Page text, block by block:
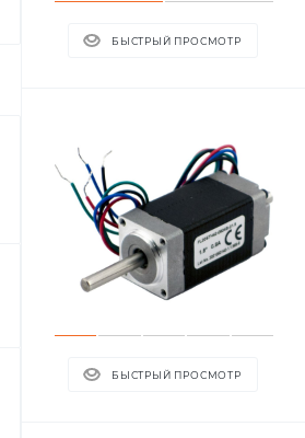
БЫСТРЫЙ ПРОСМОТР
БЫСТРЫЙ ПРОСМОТР